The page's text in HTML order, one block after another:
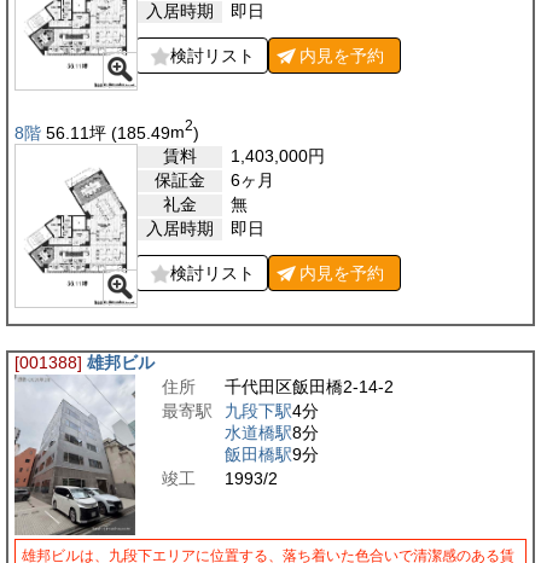
入居時期
即日
検討リスト 内見を予約
8階 56.11坪 (185.49m2)
賃料
1,403,000円
保証金
6ヶ月
礼金
無
入居時期
即日
検討リスト 内見を予約
[001388] 雄邦ビル
住所
千代田区飯田橋2-14-2
最寄駅
九段下駅4分
水道橋駅8分
飯田橋駅9分
竣工
1993/2
雄邦ビルは、九段下エリアに位置する、落ち着いた色合いで清潔感のある賃